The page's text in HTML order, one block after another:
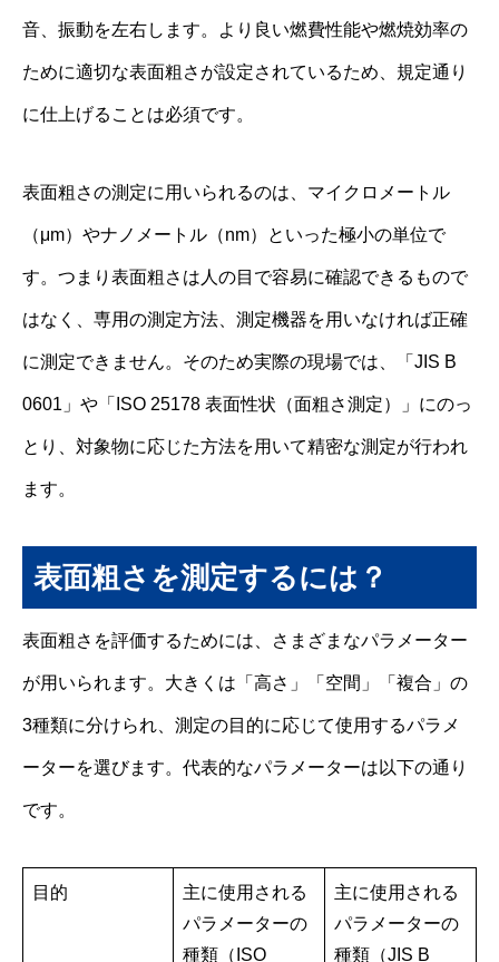
音、振動を左右します。より良い燃費性能や燃焼効率の
ために適切な表面粗さが設定されているため、規定通り
に仕上げることは必須です。
表面粗さの測定に用いられるのは、マイクロメートル
（μm）やナノメートル（nm）といった極小の単位で
す。つまり表面粗さは人の目で容易に確認できるもので
はなく、専用の測定方法、測定機器を用いなければ正確
に測定できません。そのため実際の現場では、「JIS B
0601」や「ISO 25178 表面性状（面粗さ測定）」にのっ
とり、対象物に応じた方法を用いて精密な測定が行われ
ます。
表面粗さを測定するには？
表面粗さを評価するためには、さまざまなパラメーター
が用いられます。大きくは「高さ」「空間」「複合」の
3種類に分けられ、測定の目的に応じて使用するパラメ
ーターを選びます。代表的なパラメーターは以下の通り
です。
目的
主に使用される
パラメーターの
種類（ISO
主に使用される
パラメーターの
種類（JIS B